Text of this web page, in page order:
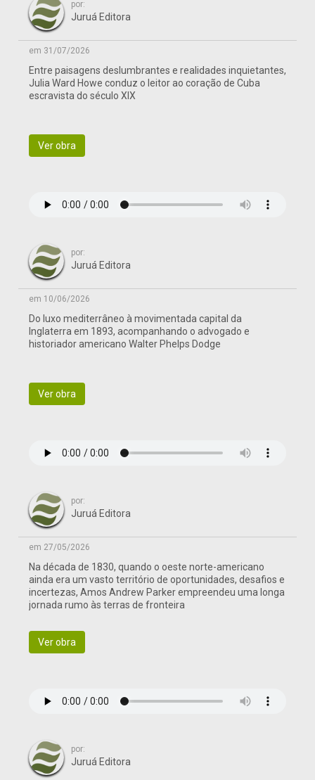
por:
Juruá Editora
em 31/07/2026
Entre paisagens deslumbrantes e realidades inquietantes,
Julia Ward Howe conduz o leitor ao coração de Cuba
escravista do século XIX
Ver obra
por:
Juruá Editora
em 10/06/2026
Do luxo mediterrâneo à movimentada capital da
Inglaterra em 1893, acompanhando o advogado e
historiador americano Walter Phelps Dodge
Ver obra
por:
Juruá Editora
em 27/05/2026
Na década de 1830, quando o oeste norte-americano
ainda era um vasto território de oportunidades, desafios e
incertezas, Amos Andrew Parker empreendeu uma longa
jornada rumo às terras de fronteira
Ver obra
por:
Juruá Editora